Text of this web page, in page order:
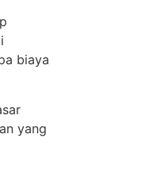
biaya
yang